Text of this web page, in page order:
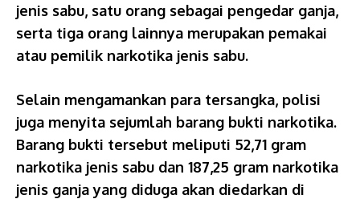
jenis sabu, satu orang sebagai pengedar ganja,
serta tiga orang lainnya merupakan pemakai
atau pemilik narkotika jenis sabu.
Selain mengamankan para tersangka, polisi
juga menyita sejumlah barang bukti narkotika.
Barang bukti tersebut meliputi 52,71 gram
narkotika jenis sabu dan 187,25 gram narkotika
jenis ganja yang diduga akan diedarkan di